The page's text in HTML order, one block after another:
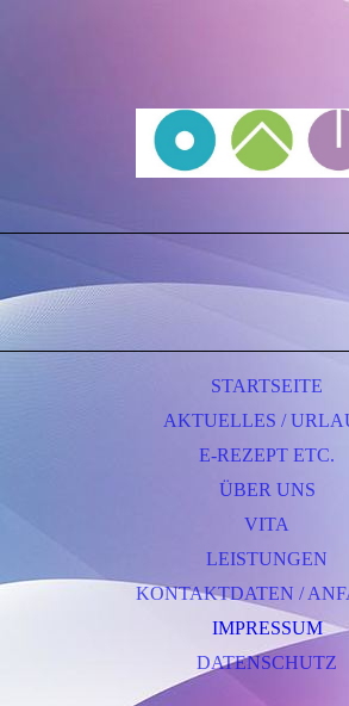
STARTSEITE
AKTUELLES /
E-REZEPT ETC.
ÜBER UNS
VITA
LEISTUNGEN
KONTAKTDATEN /
IMPRESSUM
DATENSCHUTZ